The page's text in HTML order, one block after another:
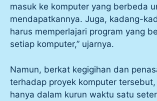
masuk ke komputer yang berbeda
mendapatkannya. Juga, kadang-
harus memperlajari program yang
setiap komputer,” ujarnya.
Namun, berkat kegigihan dan
terhadap proyek komputer tersebut,
hanya dalam kurun waktu satu